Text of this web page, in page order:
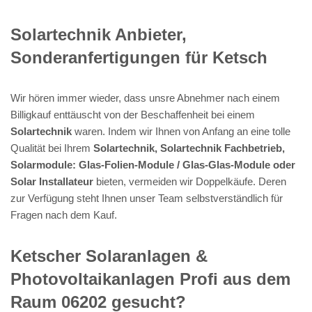
Solartechnik Anbieter,
Sonderanfertigungen für Ketsch
Wir hören immer wieder, dass unsre Abnehmer nach einem
Billigkauf enttäuscht von der Beschaffenheit bei einem
Solartechnik waren. Indem wir Ihnen von Anfang an eine tolle
Qualität bei Ihrem Solartechnik, Solartechnik Fachbetrieb,
Solarmodule: Glas-Folien-Module / Glas-Glas-Module oder
Solar Installateur bieten, vermeiden wir Doppelkäufe. Deren
zur Verfügung steht Ihnen unser Team selbstverständlich für
Fragen nach dem Kauf.
Ketscher Solaranlagen &
Photovoltaikanlagen Profi aus dem
Raum 06202 gesucht?